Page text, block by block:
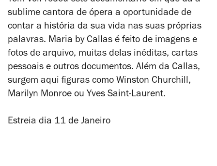
sublime cantora de ópera a oportunidade de
contar a história da sua vida nas suas próprias
palavras. Maria by Callas é feito de imagens e
fotos de arquivo, muitas delas inéditas, cartas
pessoais e outros documentos. Além da Callas,
surgem aqui figuras como Winston Churchill,
Marilyn Monroe ou Yves Saint-Laurent.
Estreia dia 11 de Janeiro